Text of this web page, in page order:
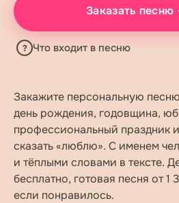
Заказать песню
? Что входит в песню
Закажите персональную
день рождения, годовщина,
профессиональный праздник
сказать «люблю». С именем
и тёплыми словами в тексте.
бесплатно, готовая песня от 1
если понравилось.